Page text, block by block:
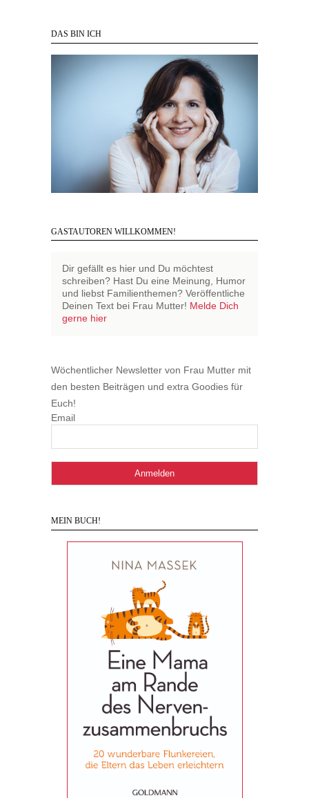
DAS BIN ICH
GASTAUTOREN WILLKOMMEN!
Dir gefällt es hier und Du möchtest
schreiben? Hast Du eine Meinung, Humor
und liebst Familienthemen? Veröffentliche
Deinen Text bei Frau Mutter! Melde Dich
gerne hier
Wöchentlicher Newsletter von Frau Mutter mit
den besten Beiträgen und extra Goodies für
Euch!
Email
MEIN BUCH!